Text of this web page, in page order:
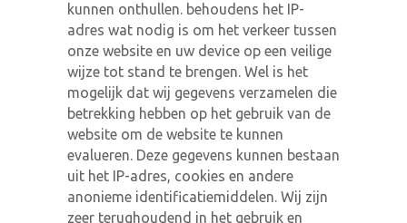
kunnen onthullen. behoudens het IP-
adres wat nodig is om het verkeer tussen
onze website en uw device op een veilige
wijze tot stand te brengen. Wel is het
mogelijk dat wij gegevens verzamelen die
betrekking hebben op het gebruik van de
website om de website te kunnen
evalueren. Deze gegevens kunnen bestaan
uit het IP-adres, cookies en andere
anonieme identificatiemiddelen. Wij zijn
zeer terughoudend in het gebruik en